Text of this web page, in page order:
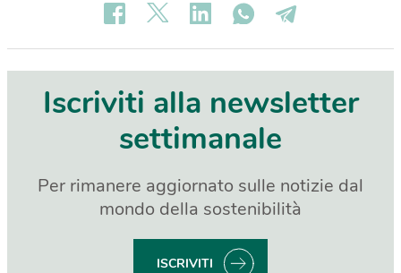
Iscriviti alla newsletter
settimanale
Per rimanere aggiornato sulle notizie dal
mondo della sostenibilità
ISCRIVITI